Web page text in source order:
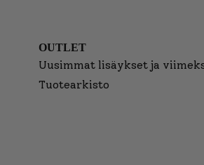
OUTLET
Uusimmat lisäykset ja
Tuotearkisto